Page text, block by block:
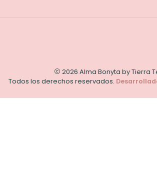
2026 Alma Bonyta by Tierra
Todos los derechos reservados.